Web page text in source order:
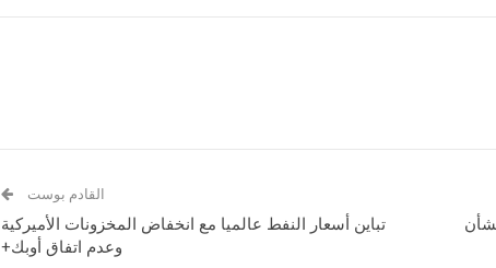
القادم بوست
تباين أسعار النفط عالميا مع انخفاض المخزونات الأميركية
وعدم اتفاق أوبك+